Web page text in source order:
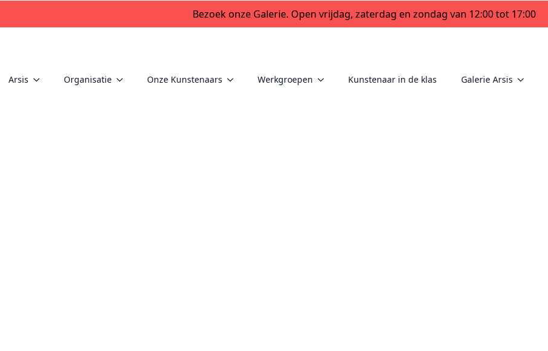
Bezoek onze Galerie. Open vrijdag, zaterdag en zondag van 12:00 tot 17:00
Arsis Organisatie Onze Kunstenaars Werkgroepen Kunstenaar in de klas Galerie Arsis